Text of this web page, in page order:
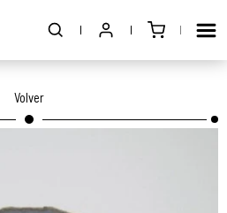
Volver